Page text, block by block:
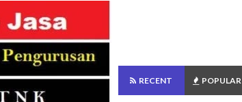
RECENT POPULAR